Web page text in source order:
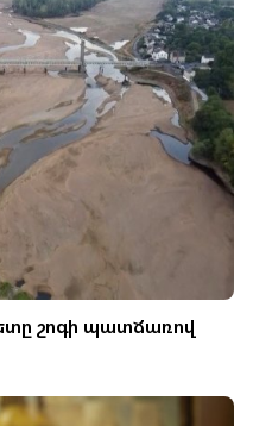
շոգի պատճառով